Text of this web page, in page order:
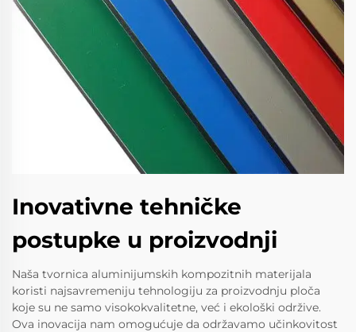
Inovativne tehničke
postupke u proizvodnji
Naša tvornica aluminijumskih kompozitnih materijala
koristi najsavremeniju tehnologiju za proizvodnju ploča
koje su ne samo visokokvalitetne, već i ekološki održive.
Ova inovacija nam omogućuje da održavamo učinkovitost